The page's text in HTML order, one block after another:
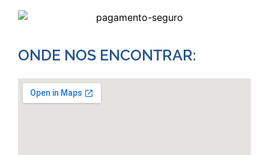
ONDE NOS ENCONTRAR:​